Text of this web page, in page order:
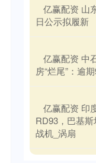
亿赢配资 山
日公示拟履新
亿赢配资 中
房“烂尾”：逾
亿赢配资 印
RD93，巴基
战机_涡扇